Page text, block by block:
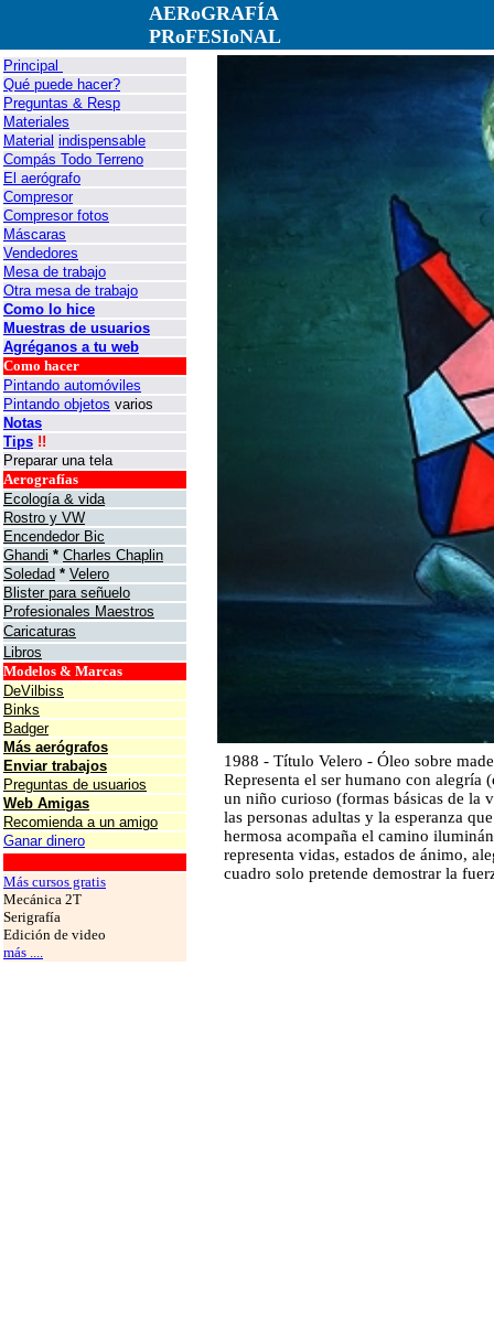
AERoGRAFÍA
PRoFESIoNAL
Principal
Qué puede hacer?
Preguntas & Resp
Materiales
Material indispensable
Compás Todo Terreno
El aerógrafo
Compresor
Compresor fotos
Máscaras
Vendedores
Mesa de trabajo
Otra mesa de trabajo
Como lo hice
Muestras de usuarios
Agréganos a tu web
Como hacer
Pintando automóviles
Pintando objetos varios
Notas
Tips !!
Preparar una tela
Aerografías
Ecología & vida
Rostro y VW
Encendedor Bic
Ghandi * Charles Chaplin
Soledad * Velero
Blister para señuelo
Profesionales Maestros
Caricaturas
Libros
Modelos & Marcas
DeVilbiss
Binks
Badger
Más aerógrafos
Enviar trabajos
Preguntas de usuarios
Web Amigas
Recomienda a un amigo
Ganar dinero
Más cursos gratis
Mecánica 2T
Serigrafía
Edición de video
más ....
1988 - Título Velero - Óleo sobre
Representa el ser humano con
un niño curioso (formas básicas de la
las personas adultas y la esperanza
hermosa acompaña el camino
representa vidas, estados de ánimo,
cuadro solo pretende demostrar la